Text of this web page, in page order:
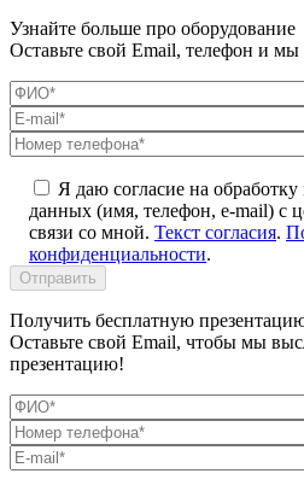
Узнайте больше про оборудование
Оставьте свой Email, телефон и
Я даю согласие на
данных (имя, телефон, e-mail) с
связи со мной. Текст согласия.
конфиденциальности.
Получить бесплатную
Оставьте свой Email, чтобы мы
презентацию!